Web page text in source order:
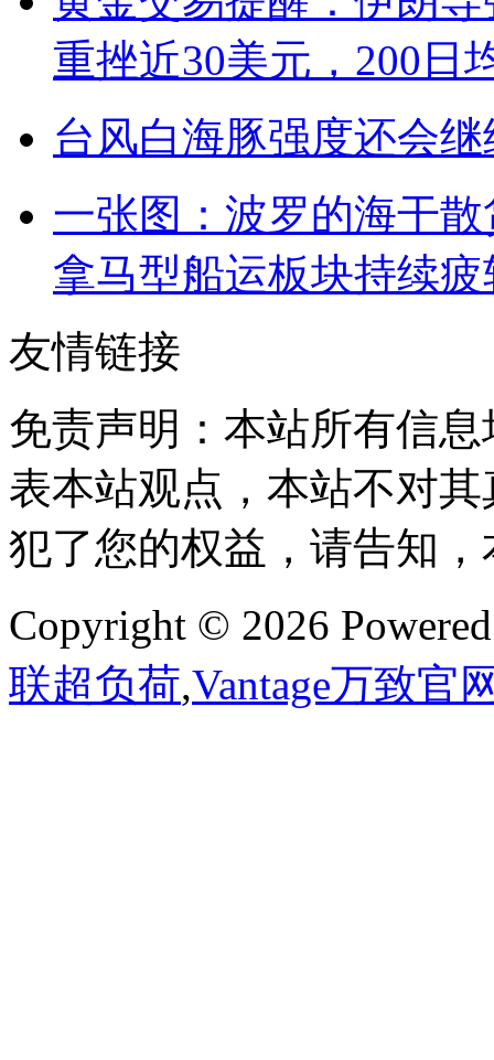
重挫近30美元，200日
台风白海豚强度还会
一张图：波罗的海干
拿马型船运板块持续疲
友情链接
免责声明：本站所有信
表本站观点，本站不对
犯了您的权益，请告知
Copyright © 2026
联超负荷,Vantage万致官